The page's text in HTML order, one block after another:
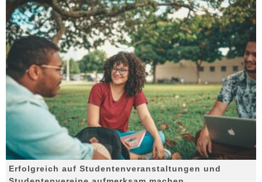
Erfolgreich auf Studentenveranstaltungen und